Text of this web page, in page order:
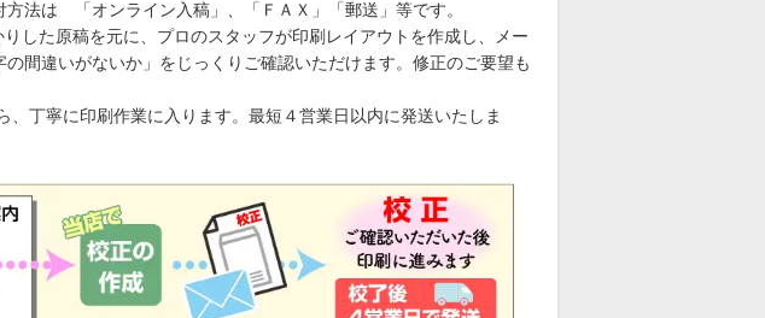
法は 「オンライン入稿」、「ＦＡＸ」「郵送」等です。
りした原稿を元に、プロのスタッフが印刷レイアウトを作成し、メー
間違いがないか」をじっくりご確認いただけます。修正のご要望も
、丁寧に印刷作業に入ります。最短４営業日以内に発送いたしま